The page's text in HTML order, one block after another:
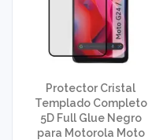
Protector Cristal
Templado Completo
5D Full Glue Negro
para Motorola Moto